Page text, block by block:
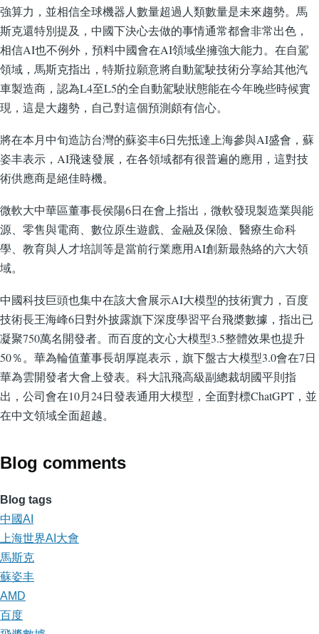
強算力，並相信全球機器人數量超過人類數量是未來趨勢。馬
斯克還特別提及，中國下決心去做的事情通常都會非常出色，
相信AI也不例外，預料中國會在AI領域坐擁強大能力。在自駕
領域，馬斯克指出，特斯拉願意將自動駕駛技術分享給其他汽
車製造商，認為L4至L5的全自動駕駛狀態能在今年晚些時候實
現，這是大趨勢，自己對這個預測頗有信心。
將在本月中旬造訪台灣的蘇姿丰6日先抵達上海參與AI盛會，蘇
姿丰表示，AI飛速發展，在各領域都有很普遍的應用，這對技
術供應商是絕佳時機。
微軟大中華區董事長侯陽6日在會上指出，微軟發現製造業與能
源、零售與電商、數位原生遊戲、金融及保險、醫療生命科
學、教育與人才培訓等是當前行業應用AI創新最熱絡的六大領
域。
中國科技巨頭也集中在該大會展示AI大模型的技術實力，百度
技術長王海峰6日對外披露旗下深度學習平台飛槳數據，指出已
凝聚750萬名開發者。而百度的文心大模型3.5整體效果也提升
50％。華為輪值董事長胡厚崑表示，旗下盤古大模型3.0會在7日
華為雲開發者大會上發表。科大訊飛高級副總裁胡國平則指
出，公司會在10月24日發表通用大模型，全面對標ChatGPT，並
在中文領域全面超越。
Blog comments
Blog tags
中國AI
上海世界AI大會
馬斯克
蘇姿丰
AMD
百度